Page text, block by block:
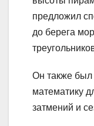
предложил
до берега
Он также
математику
затмений и